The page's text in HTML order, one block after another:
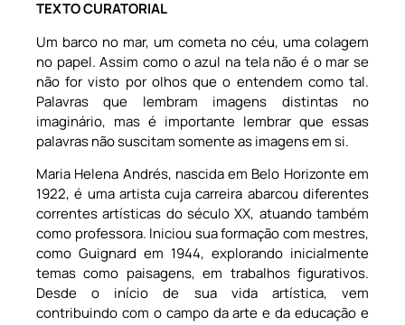
TEXTO CURATORIAL
Um barco no mar, um cometa no céu, uma colagem
no papel. Assim como o azul na tela não é o mar se
não for visto por olhos que o entendem como tal.
Palavras que lembram imagens distintas no
imaginário, mas é importante lembrar que essas
palavras não suscitam somente as imagens em si.
Maria Helena Andrés, nascida em Belo Horizonte em
1922, é uma artista cuja carreira abarcou diferentes
correntes artísticas do século XX, atuando também
como professora. Iniciou sua formação com mestres,
como Guignard em 1944, explorando inicialmente
temas como paisagens, em trabalhos figurativos.
Desde o início de sua vida artística, vem
contribuindo com o campo da arte e da educação e